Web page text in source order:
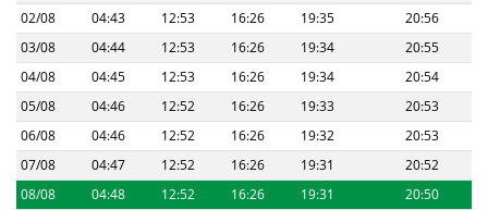
02/08
04:43 12:53 16:26 19:35
20:56
03/08
04:44 12:53 16:26 19:34
20:55
04/08
04:45 12:53 16:26 19:34
20:54
05/08
04:46 12:52 16:26 19:33
20:53
06/08
04:46 12:52 16:26 19:32
20:53
07/08
04:47 12:52 16:26 19:31
20:52
08/08
04:48 12:52 16:26 19:31
20:50